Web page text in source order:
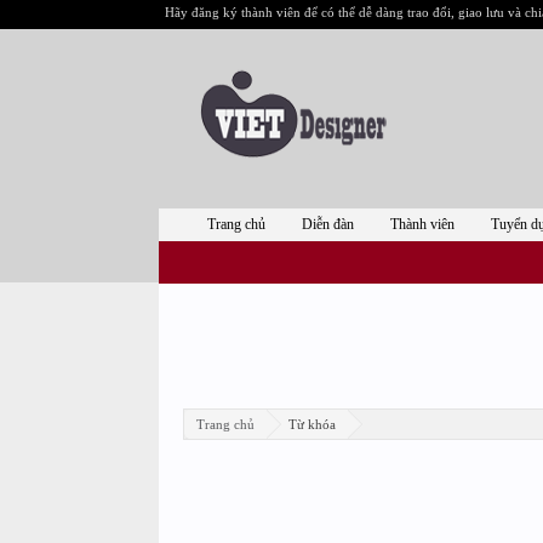
Hãy đăng ký thành viên để có thể dễ dàng trao đổi, giao lưu và
Trang chủ Từ khóa
Trang chủ Diễn đàn Thành viên Tuyển